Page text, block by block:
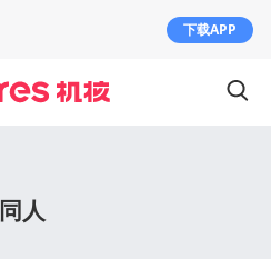
同人
下载APP